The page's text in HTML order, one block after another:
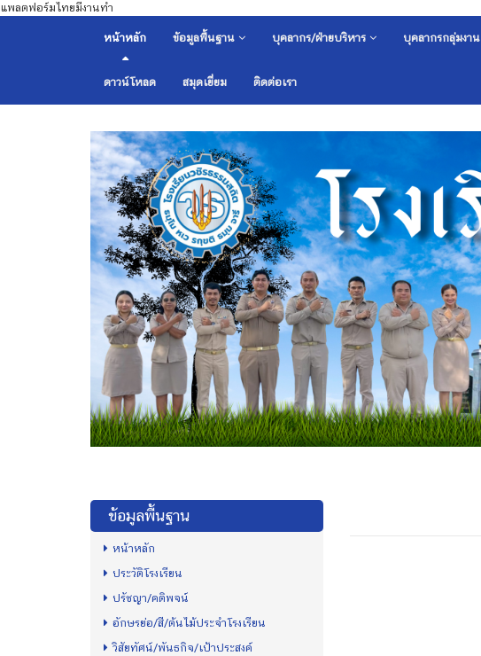
แพลตฟอร์มไทยมีงานทำ
หน้าหลัก ข้อมูลพื้นฐาน บุคลากร/ฝ่ายบริหาร บุคลากรกลุ่มงาน
ดาวน์โหลด สมุดเยี่ยม ติดต่อเรา
ข้อมูลพื้นฐาน
หน้าหลัก
ประวัติโรงเรียน
ปรัชญา/คติพจน์
อักษรย่อ/สี/ต้นไม้ประจำโรงเรียน
วิสัยทัศน์/พันธกิจ/เป้าประสงค์